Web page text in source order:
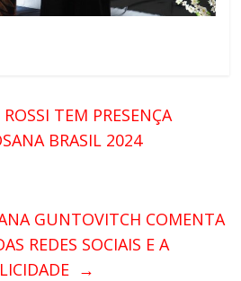
TEM PRESENÇA
BRASIL 2024
GUNTOVITCH COMENTA
REDES SOCIAIS E A
→